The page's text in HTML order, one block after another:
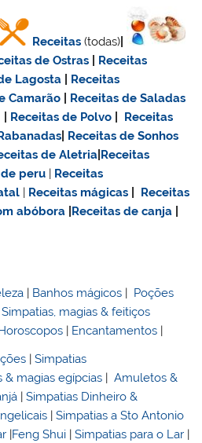
Receitas (todas)
de Ostras
Receitas
Lagosta
Receitas
Camarão
Receitas de Saladas
Receitas de Polvo
Receitas
Receitas de Sonhos
de Aletria Receitas
peru | Receitas
| Receitas mágicas
Receitas
abóbora Receitas de canja
Banhos mágicos
Poções
Simpatias, magias & feitiços
Horoscopos Encantamentos
|Simpatias
& magias egípcias |Amuletos &
|Simpatias Dinheiro &
|Simpatias a Sto Antonio
|Feng Shui |Simpatias para o Lar |